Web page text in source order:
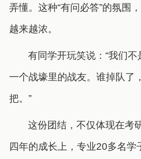
弄懂。这种“有问必答”的氛围
越来越浓。
有同学开玩笑说：“我们
一个战壕里的战友。谁掉队了
把。”
这份团结，不仅体现在考
四年的成长上，专业20多名学